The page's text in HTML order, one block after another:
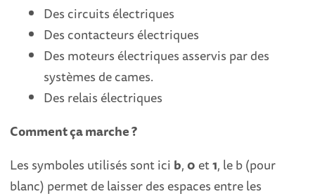
Des circuits électriques
Des contacteurs électriques
Des moteurs électriques asservis par des
systèmes de cames.
Des relais électriques
Comment ça marche ?
Les symboles utilisés sont ici b,0 et1, le b (pour
blanc) permet de laisser des espaces entre les